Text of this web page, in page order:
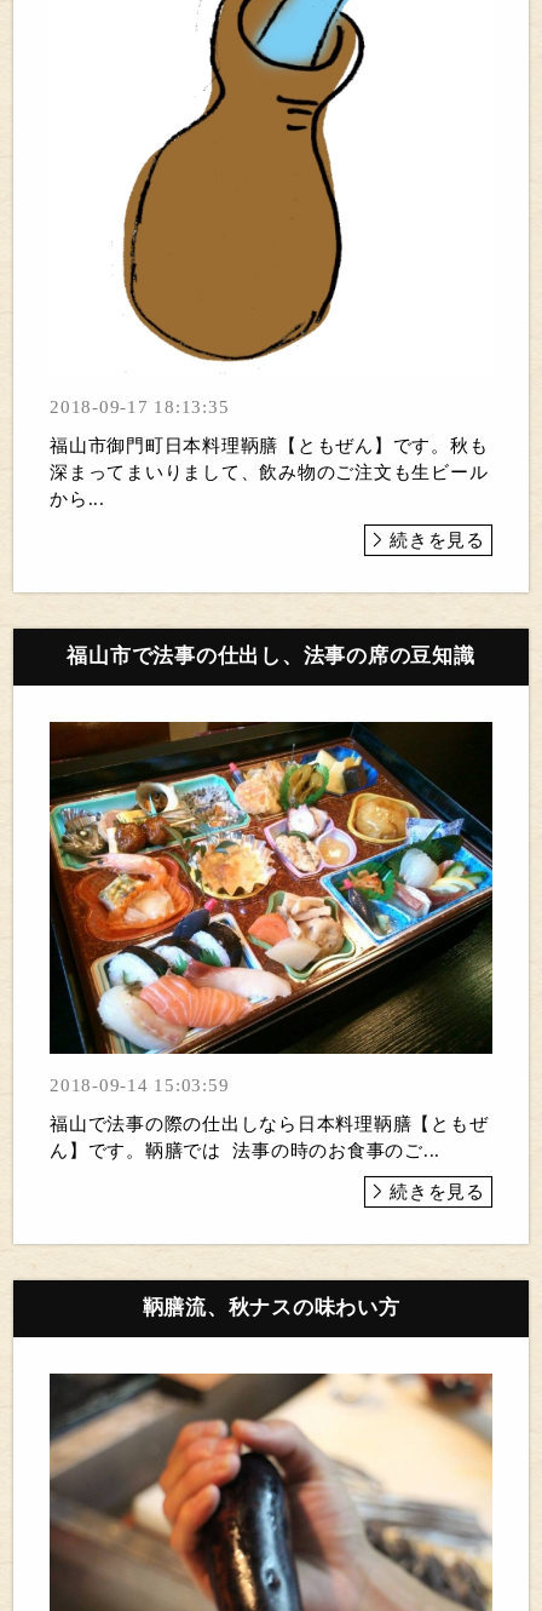
2018-09-17 18:13:35
福山市御門町日本料理鞆膳【ともぜん】です。秋も
深まってまいりまして、飲み物のご注文も生ビール
から...
続きを見る
福山市で法事の仕出し、法事の席の豆知識
2018-09-14 15:03:59
福山で法事の際の仕出しなら日本料理鞆膳【ともぜ
ん】です。鞆膳では 法事の時のお食事のご...
続きを見る
鞆膳流、秋ナスの味わい方